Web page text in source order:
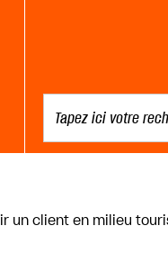
un client en milieu